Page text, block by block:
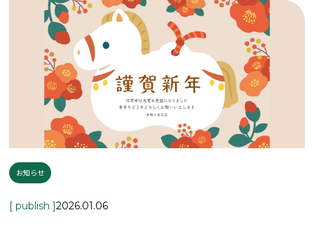
お知らせ
[ publish ]2026.01.06